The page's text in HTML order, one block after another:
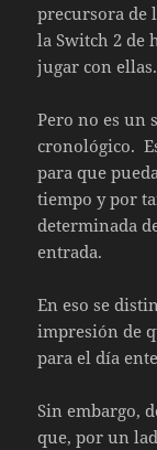
precursora de
la Switch 2 de
jugar con ellas.
Pero no es un
cronológico.
para que
tiempo y por
determinada
entrada.
En eso se
impresión de
para el día
Sin embargo,
que, por un